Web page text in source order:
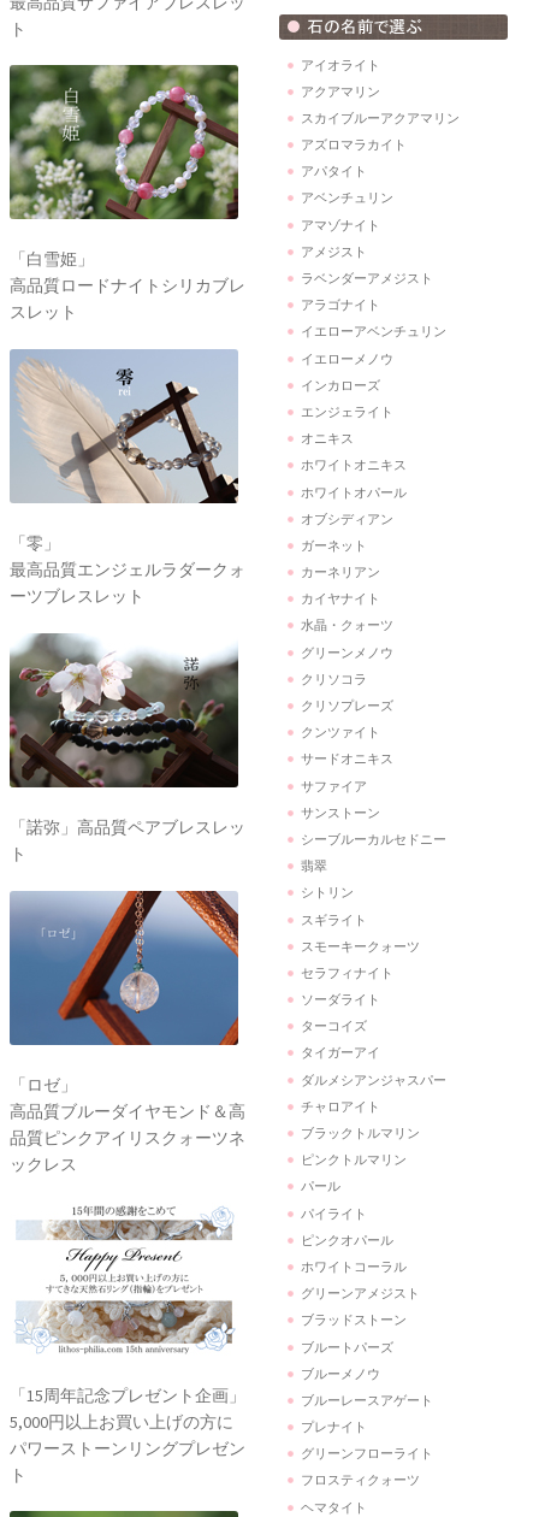
ト
「白雪姫」
高品質ロードナイトシリカブレ
スレット
「零」
最高品質エンジェルラダークォ
ーツブレスレット
「諾弥」高品質ペアブレスレッ
ト
「ロゼ」
高品質ブルーダイヤモンド＆高
品質ピンクアイリスクォーツネ
ックレス
「15周年記念プレゼント企画」
5,000円以上お買い上げの方に
パワーストーンリングプレゼン
ト
アイオライト
アクアマリン
スカイブルーアクアマリン
アズロマラカイト
アパタイト
アベンチュリン
アマゾナイト
アメジスト
ラベンダーアメジスト
アラゴナイト
イエローアベンチュリン
イエローメノウ
インカローズ
エンジェライト
オニキス
ホワイトオニキス
ホワイトオパール
オブシディアン
ガーネット
カーネリアン
カイヤナイト
水晶・クォーツ
グリーンメノウ
クリソコラ
クリソプレーズ
クンツァイト
サードオニキス
サファイア
サンストーン
シーブルーカルセドニー
翡翠
シトリン
スギライト
スモーキークォーツ
セラフィナイト
ソーダライト
ターコイズ
タイガーアイ
ダルメシアンジャスパー
チャロアイト
ブラックトルマリン
ピンクトルマリン
パール
パイライト
ピンクオパール
ホワイトコーラル
グリーンアメジスト
ブラッドストーン
ブルートパーズ
ブルーメノウ
ブルーレースアゲート
プレナイト
グリーンフローライト
フロスティクォーツ
ヘマタイト